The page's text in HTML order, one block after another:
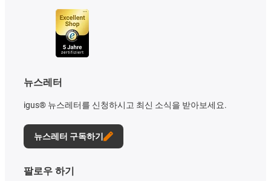
뉴스레터
igus® 뉴스레터를 신청하시고 최신 소식을 받아보세요.
뉴스레터 구독하기
팔로우 하기